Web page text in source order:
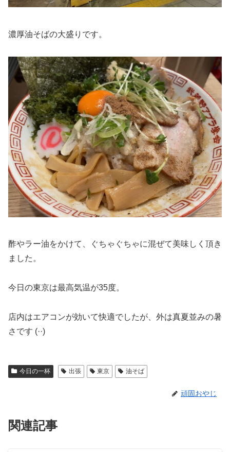
濃厚油そばの大盛りです。
酢やラー油をかけて、ぐちゃぐちゃに混ぜて美味しく頂き
ました。
今日の東京は最高気温が35度。
店内はエアコンが効いて快適でしたが、外は真夏並みの暑
さです (··)
今日の一杯 出張 東京 油そば
頑固おやじ
関連記事